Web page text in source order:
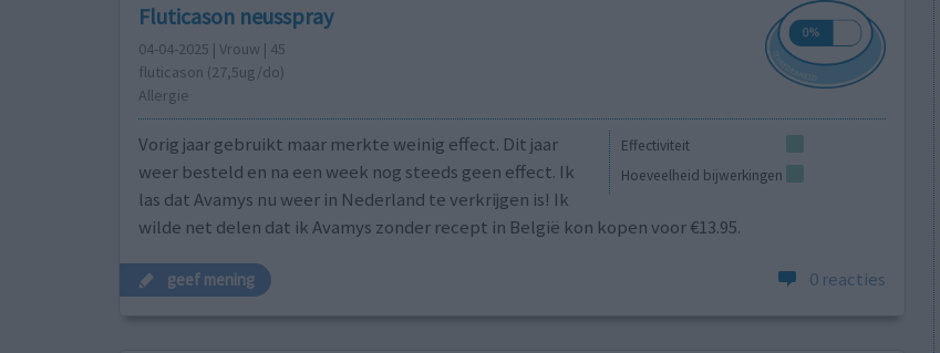
Fluticason neusspray
04-04-2025 | Vrouw | 45
fluticason (27,5ug/do)
Allergie
Effectiviteit
Hoeveelheid bijwerkingen
Vorig jaar gebruikt maar merkte weinig effect. Dit jaar
weer besteld en na een week nog steeds geen effect. Ik
las dat Avamys nu weer in Nederland te verkrijgen is! Ik
wilde net delen dat ik Avamys zonder recept in België kon kopen voor €13.95.
geef mening 0 reacties